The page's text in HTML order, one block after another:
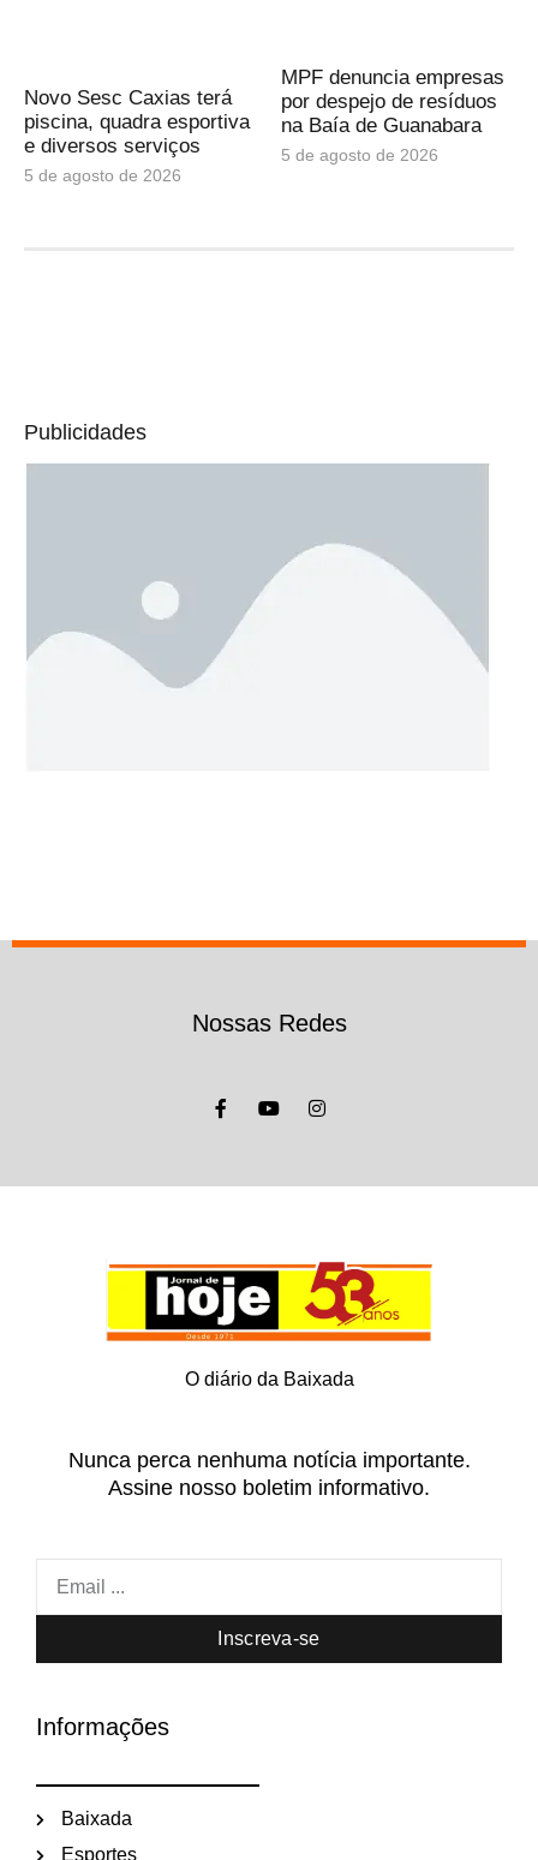
Novo Sesc Caxias terá
piscina, quadra esportiva
e diversos serviços
5 de agosto de 2026
MPF denuncia empresas
por despejo de resíduos
na Baía de Guanabara
5 de agosto de 2026
Publicidades
Nossas Redes
O diário da Baixada
Nunca perca nenhuma notícia importante.
Assine nosso boletim informativo.
Inscreva-se
Informações
Baixada
Esportes